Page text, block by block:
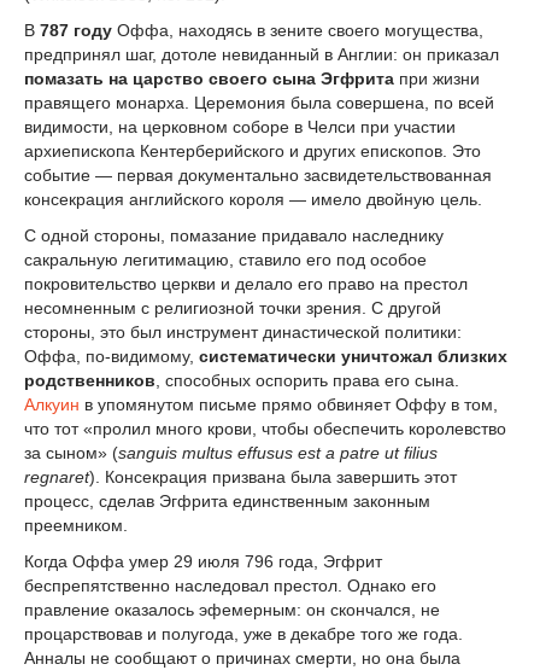
В 787 году Оффа, находясь в зените своего могущества,
предпринял шаг, дотоле невиданный в Англии: он приказал
помазать на царство своего сына Эгфрита при жизни
правящего монарха. Церемония была совершена, по всей
видимости, на церковном соборе в Челси при участии
архиепископа Кентерберийского и других епископов. Это
событие — первая документально засвидетельствованная
консекрация английского короля — имело двойную цель.
С одной стороны, помазание придавало наследнику
сакральную легитимацию, ставило его под особое
покровительство церкви и делало его право на престол
несомненным с религиозной точки зрения. С другой
стороны, это был инструмент династической политики:
Оффа, по-видимому, систематически уничтожал близких
родственников , способных оспорить права его сына.
Алкуин в упомянутом письме прямо обвиняет Оффу в том,
что тот «пролил много крови, чтобы обеспечить королевство
за сыном» (sanguis multus effusus est a patre ut filius
regnaret). Консекрация призвана была завершить этот
процесс, сделав Эгфрита единственным законным
преемником.
Когда Оффа умер 29 июля 796 года, Эгфрит
беспрепятственно наследовал престол. Однако его
правление оказалось эфемерным: он скончался, не
процарствовав и полугода, уже в декабре того же года.
Анналы не сообщают о причинах смерти, но она была